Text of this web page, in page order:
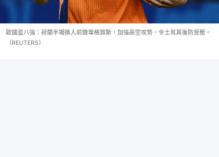
歐國盃八強：荷蘭半場換入前鋒韋格賀斯，加強高空攻勢，令土耳其後防受壓。
（REUTERS）